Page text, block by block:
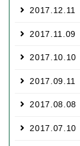
2017.12.11
2017.11.09
2017.10.10
2017.09.11
2017.08.08
2017.07.10